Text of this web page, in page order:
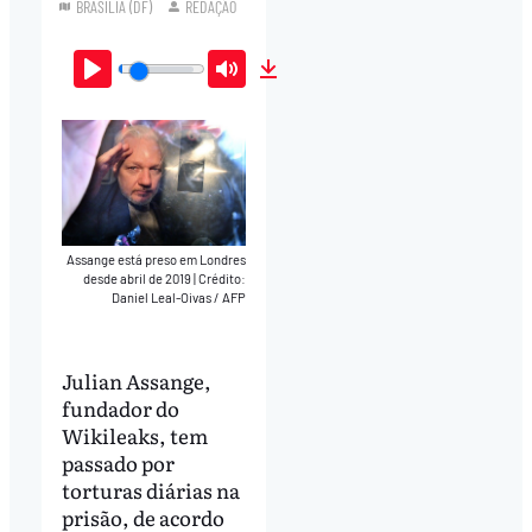
BRASÍLIA (DF) REDAÇÃO
Play Mute
Assange está preso em Londres
desde abril de 2019|Crédito:
Daniel Leal-Oivas / AFP
Julian Assange,
fundador do
Wikileaks, tem
passado por
torturas diárias na
prisão, de acordo